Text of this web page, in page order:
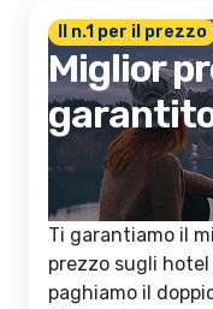
Il n.1 per il prezzo
Miglior
Ti garantiamo il
prezzo sugli
paghiamo il